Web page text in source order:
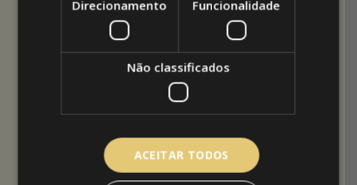
Direcionamento Funcionalidade
Não classificados
ACEITAR TODOS